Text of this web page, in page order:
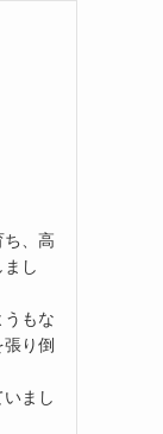
ち、高
し
もな
り倒
まし